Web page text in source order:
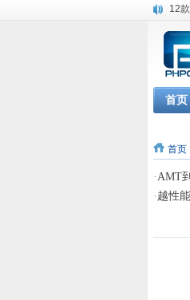
12
首页
首页
·AMT
· 越性